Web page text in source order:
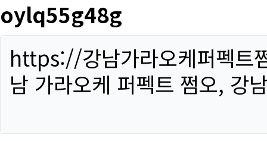
oylq55g48g
https://강남가라오케퍼펙트
남 가라오케 퍼펙트 쩜오, 강